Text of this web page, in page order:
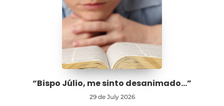
“Bispo Júlio, me sinto desanimado…”
29 de July 2026